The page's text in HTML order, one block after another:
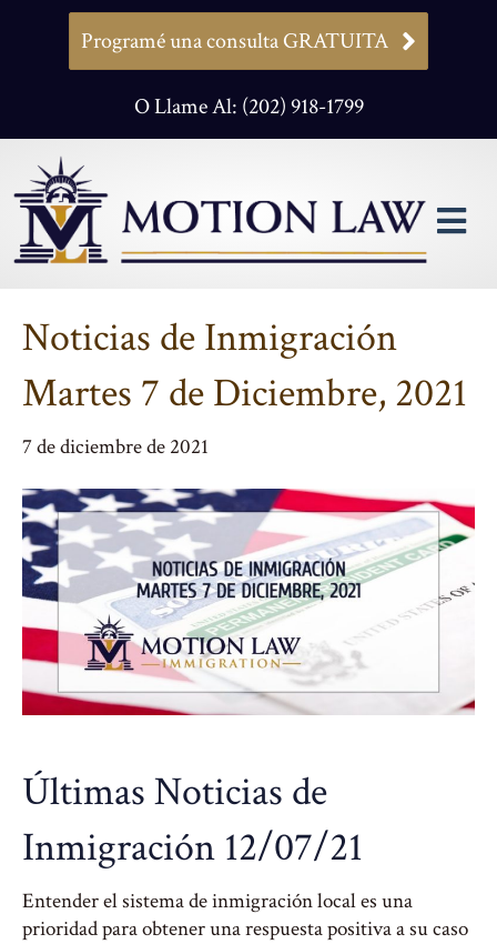
Programé una consulta GRATUITA
O Llame Al: (202) 918-1799
Noticias de Inmigración
Martes 7 de Diciembre, 2021
7 de diciembre de 2021
Últimas Noticias de
Inmigración 12/07/21
Entender el sistema de inmigración local es una
prioridad para obtener una respuesta positiva a su caso